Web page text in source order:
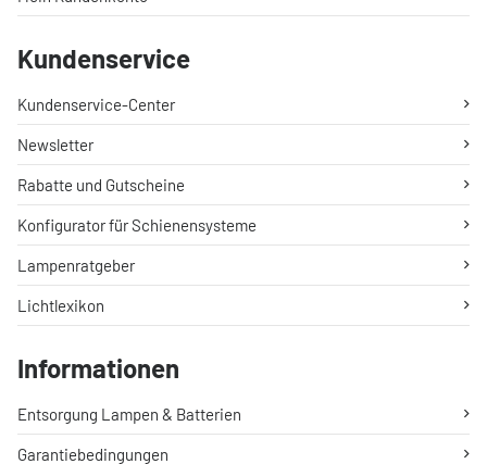
Kundenservice
Kundenservice-Center
Newsletter
Rabatte und Gutscheine
Konfigurator für Schienensysteme
Lampenratgeber
Lichtlexikon
Informationen
Entsorgung Lampen & Batterien
Garantiebedingungen